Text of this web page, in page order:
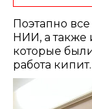
Поэтапно
НИИ, а также
которые
работа кипит.